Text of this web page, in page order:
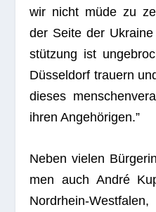
wir nicht müde zu
der Seite der
stüt­zung ist
Düs­sel­dorf trau­ern
die­ses
ihren Angehörigen.”
Neben vie­len
men auch André
Nord­rhein-